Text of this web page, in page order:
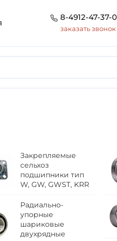
8-4912-47-37-
заказать звонок
Закрепляемые
сельхоз
подшипники тип
W, GW, GWST, KRR
Радиально-
упорные
шариковые
двухрядные